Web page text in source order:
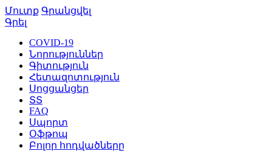
Մուտք Գրանցվել
Գրել
COVID-19
Նորություններ
Գիտություն
Հետազոտություն
Սոցցանցեր
ՏՏ
FAQ
Սպորտ
Օֆթոպ
Բոլոր հոդվածները